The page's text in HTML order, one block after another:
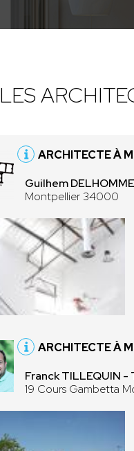
LES
ARCHITECTE À
Guilhem
Montpellier 34000
ARCHITECTE À
Franck TILLEQUIN -
19 Cours Gambetta